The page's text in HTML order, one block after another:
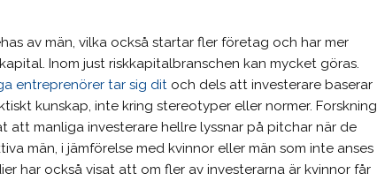
av män, vilka också startar fler företag och har mer
Inom just riskkapitalbranschen kan mycket göras.
entreprenörer tar sig dit och dels att investerare baserar
kunskap, inte kring stereotyper eller normer. Forskning
att manliga investerare hellre lyssnar på pitchar när de
män, i jämförelse med kvinnor eller män som inte anses
har också visat att om fler av investerarna är kvinnor får